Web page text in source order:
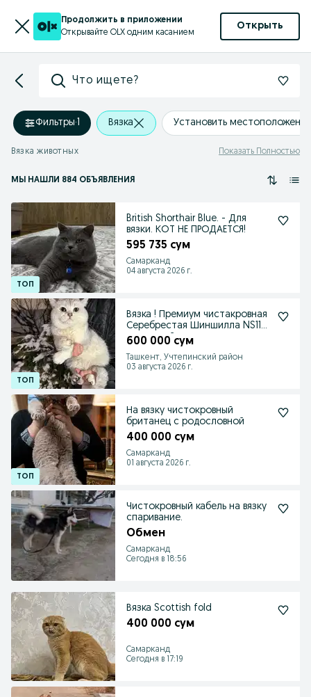
Продолжить в приложении
Открывайте OLX одним касанием
Открыть
Что ищете?
Фильтры·1 Вязка Установить местоположение
Вязка животных Показать Полностью
МЫ НАШЛИ 884 ОБЪЯВЛЕНИЯ
British Shorthair Blue. - Для
вязки. КОТ НЕ ПРОДАЕТСЯ!
595 735 сум
Самарканд
04 августа 2026 г.
Вязка ! Премиум чистакровная
Серебрестая Шиншилла NS11
привазной кошек
600 000 сум
Ташкент, Учтепинский район
03 августа 2026 г.
На вязку чистокровный
британец с родословной
400 000 сум
Самарканд
01 августа 2026 г.
Чистокровный кабель на вязку
спаривание.
Обмен
Самарканд
Сегодня в 18:56
Вязка Scottish fold
400 000 сум
Самарканд
Сегодня в 17:19